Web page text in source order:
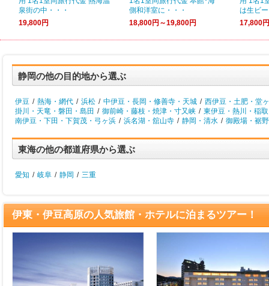
泉街の中・・・
19,800円
側和洋室に・・・
18,800円～19,800円
は生ビ
17,800円
静岡の他の目的地から選ぶ
伊豆 / 熱海・網代 / 浜松 / 中伊豆・長岡・修善寺・天城 / 西伊豆・土肥・堂
掛川・天竜・磐田・島田 / 御前崎・藤枝・焼津・寸又峡 / 東伊豆・熱川・稲
南伊豆・下田・下賀茂・弓ヶ浜 / 浜名湖・舘山寺 / 静岡・清水 / 御殿場・裾野
東海の他の都道府県から選ぶ
愛知 / 岐阜 / 静岡 / 三重
伊東・伊豆高原の人気旅館・ホテルに泊まるツアー！